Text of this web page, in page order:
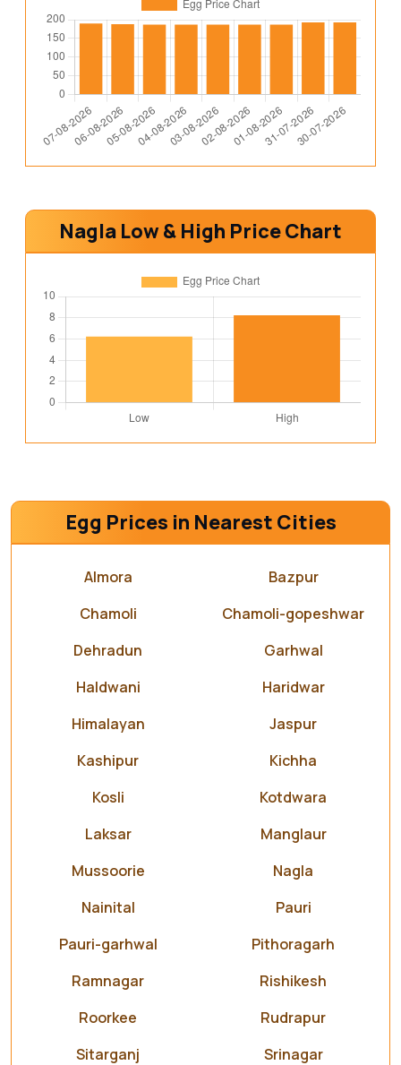
Nagla Low & High Price Chart
Egg Prices in Nearest Cities
Almora
Bazpur
Chamoli
Chamoli-gopeshwar
Dehradun
Garhwal
Haldwani
Haridwar
Himalayan
Jaspur
Kashipur
Kichha
Kosli
Kotdwara
Laksar
Manglaur
Mussoorie
Nagla
Nainital
Pauri
Pauri-garhwal
Pithoragarh
Ramnagar
Rishikesh
Roorkee
Rudrapur
Sitarganj
Srinagar